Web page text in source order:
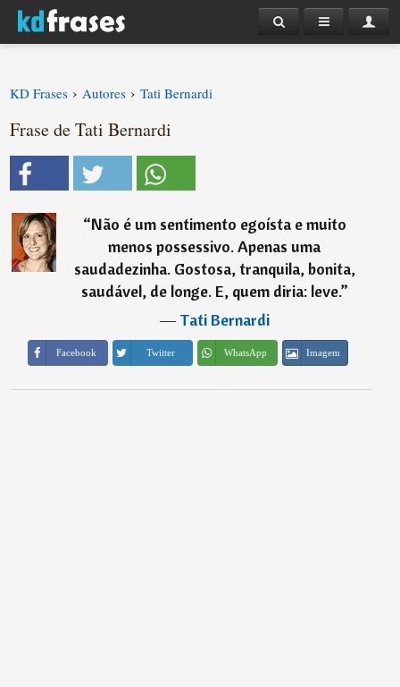
KD Frases › Autores › Tati Bernardi
Frase de Tati Bernardi
“Não é um sentimento egoísta e muito
menos possessivo. Apenas uma
saudadezinha. Gostosa, tranquila, bonita,
saudável, de longe. E, quem diria: leve.”
―Tati Bernardi
Facebook Twitter WhatsApp Imagem